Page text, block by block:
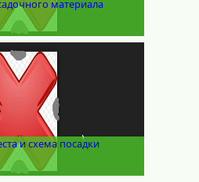
материала
и схема посадки